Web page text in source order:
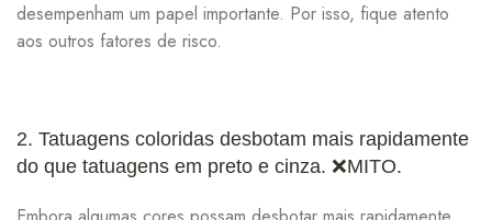
desempenham um papel importante. Por isso, fique atento
aos outros fatores de risco.
2. Tatuagens coloridas desbotam mais rapidamente
do que tatuagens em preto e cinza. ❌MITO.